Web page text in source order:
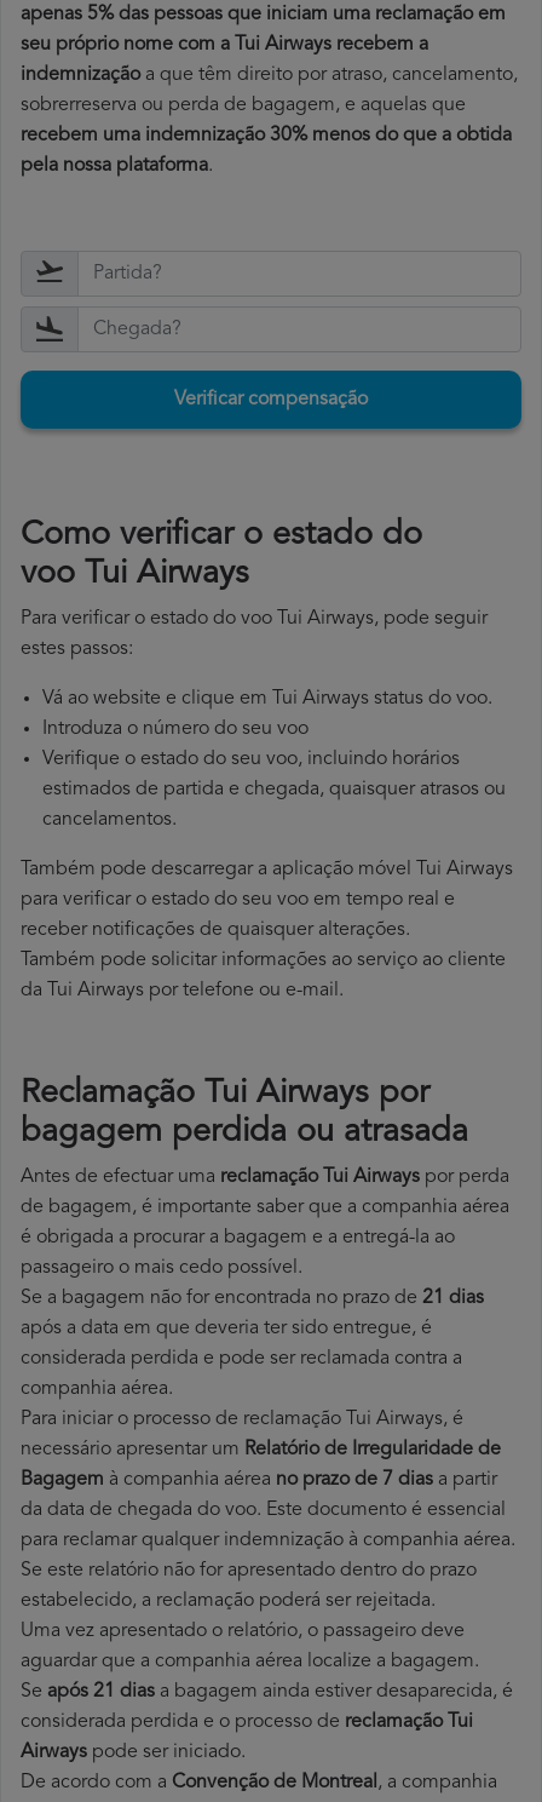
apenas 5% das pessoas que iniciam uma reclamação em
seu próprio nome com a Tui Airways recebem a
indemnizaçãoa que têm direito por atraso, cancelamento,
sobrerreserva ou perda de bagagem, e aquelas que
recebem uma indemnização 30% menos do que a obtida
pela nossa plataforma.
Verificar compensação
​Como verificar o estado do
voo Tui Airways
Para verificar o estado do voo Tui Airways, pode seguir
estes passos:
Vá ao website e clique em Tui Airways status do voo.
Introduza o número do seu voo
Verifique o estado do seu voo, incluindo horários
estimados de partida e chegada, quaisquer atrasos ou
cancelamentos.
Também pode descarregar a aplicação móvel Tui Airways
para verificar o estado do seu voo em tempo real e
receber notificações de quaisquer alterações.
Também pode solicitar informações ao serviço ao cliente
da Tui Airways por telefone ou e-mail.
Reclamação Tui Airways por
bagagem perdida ou atrasada
Antes de efectuar uma reclamação Tui Airways por perda
de bagagem, é importante saber que a companhia aérea
é obrigada a procurar a bagagem e a entregá-la ao
passageiro o mais cedo possível.
Se a bagagem não for encontrada no prazo de 21 dias
após a data em que deveria ter sido entregue, é
considerada perdida e pode ser reclamada contra a
companhia aérea.
Para iniciar o processo de reclamação Tui Airways, é
necessário apresentar um Relatório de Irregularidade de
Bagagem à companhia aérea no prazo de 7 dias a partir
da data de chegada do voo. Este documento é essencial
para reclamar qualquer indemnização à companhia aérea.
Se este relatório não for apresentado dentro do prazo
estabelecido, a reclamação poderá ser rejeitada.
Uma vez apresentado o relatório, o passageiro deve
aguardar que a companhia aérea localize a bagagem.
Se após 21 dias a bagagem ainda estiver desaparecida, é
considerada perdida e o processo de reclamação Tui
Airways pode ser iniciado.
De acordo com a Convenção de Montreal, a companhia